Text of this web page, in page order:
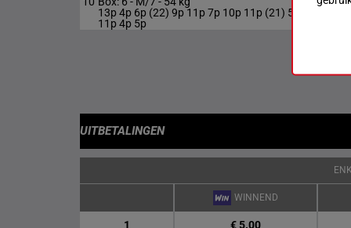
13p 4p 6p (22) 9p 11p 7p 10p 11p (21) 5p
11p 4p 5p
UITBETALINGEN
WINNEND
1 € 5.00